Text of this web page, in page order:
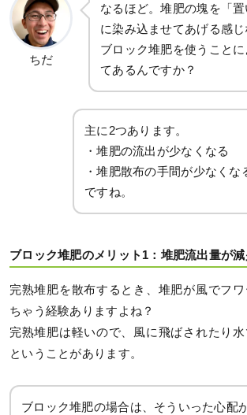
ちだ
なるほど。堆肥の塊を「
に染み込ませてあげる感じ
ブロック堆肥を使うこと
てあるんですか？
主に2つあります。
・堆肥の流出が少なくなる
・堆肥散布の手間が少なくな
ですね。
ブロック堆肥のメリット1：堆肥流出量が減
完熟堆肥を散布するとき、堆肥が風でフ
ちゃう経験ありますよね？
完熟堆肥は軽いので、風に飛ばされたり
ということがあります。
ブロック堆肥の場合は、そういった心配